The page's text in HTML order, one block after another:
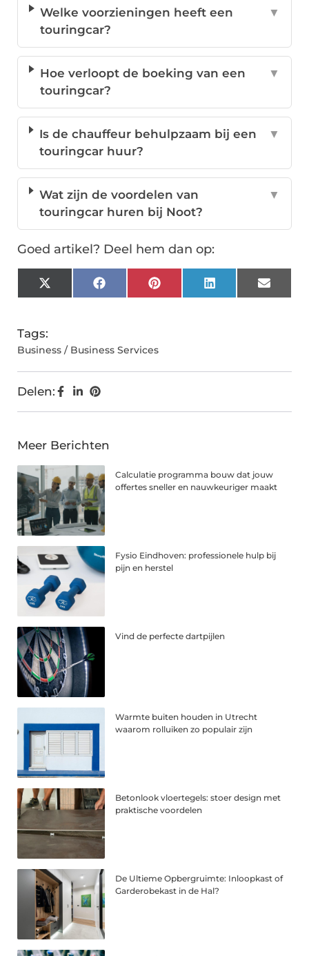
Welke voorzieningen heeft een
touringcar?
▼
Hoe verloopt de boeking van een
touringcar?
▼
Is de chauffeur behulpzaam bij een
touringcar huur?
▼
Wat zijn de voordelen van
touringcar huren bij Noot?
▼
Goed artikel? Deel hem dan op:
X
(Twitter)
FacebookPinterestLinkedInEmail
Tags:
Business / Business Services
Delen:
Meer Berichten
Calculatie programma bouw dat jouw
offertes sneller en nauwkeuriger maakt
Fysio Eindhoven: professionele hulp bij
pijn en herstel
Vind de perfecte dartpijlen
Warmte buiten houden in Utrecht
waarom rolluiken zo populair zijn
Betonlook vloertegels: stoer design met
praktische voordelen
De Ultieme Opbergruimte: Inloopkast of
Garderobekast in de Hal?